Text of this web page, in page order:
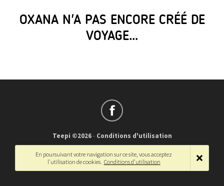
OXANA N'A PAS ENCORE CRÉÉ DE
VOYAGE…
Teepi ©2026- Conditions d'utilisation
Français
English
En poursuivant votre navigation sur ce site, vous acceptez
l'utilisation de cookies. Conditions d'utilisation